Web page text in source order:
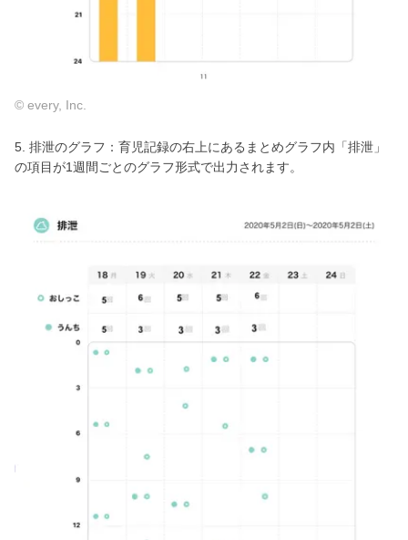
© every, Inc.
5. 排泄のグラフ：育児記録の右上にあるまとめグラフ内「排泄」
の項目が1週間ごとのグラフ形式で出力されます。